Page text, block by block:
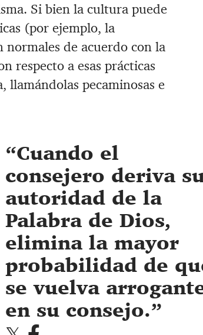
Si bien la cultura puede
(por ejemplo, la
de acuerdo con la
respecto a esas prácticas
pecaminosas e
Cuando el
consejero deriva
autoridad de la
Palabra de Dios,
elimina la mayor
probabilidad de
se vuelva
en su consejo.